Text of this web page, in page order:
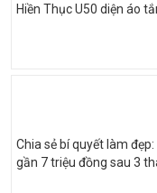
Hiền Thục U50 diện áo
Chia sẻ bí quyết làm
gần 7 triệu đồng sau 3